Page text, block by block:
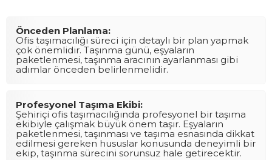
Önceden Planlama:
Ofis taşımacılığı süreci için detaylı bir plan yapmak
çok önemlidir. Taşınma günü, eşyaların
paketlenmesi, taşınma aracının ayarlanması gibi
adımlar önceden belirlenmelidir.
Profesyonel Taşıma Ekibi:
Şehiriçi ofis taşımacılığında profesyonel bir taşıma
ekibiyle çalışmak büyük önem taşır. Eşyaların
paketlenmesi, taşınması ve taşıma esnasında dikkat
edilmesi gereken hususlar konusunda deneyimli bir
ekip, taşınma sürecini sorunsuz hale getirecektir.